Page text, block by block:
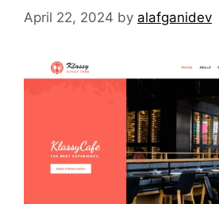
April 22, 2024 by alafganidev